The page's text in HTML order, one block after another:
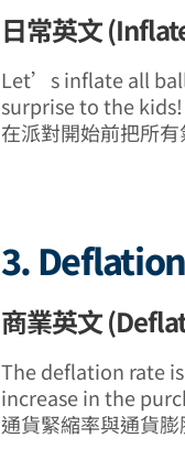
日常英文
Let’s inflate all
surprise to the kids!
在派對開始前把所
3.
商業英文
The deflation rate
increase in the
通貨緊縮率與通貨